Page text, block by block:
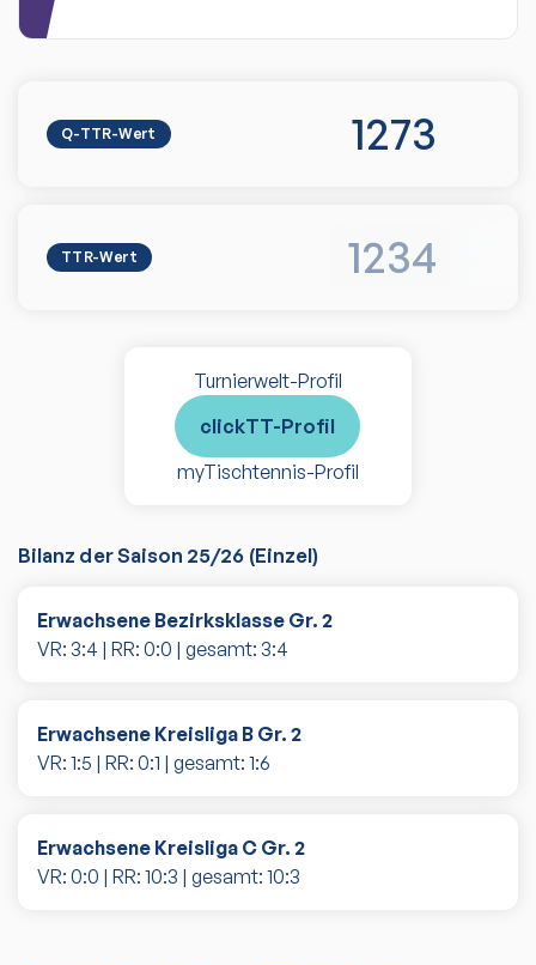
Q-TTR-Wert 1273
TTR-Wert 1234
Turnierwelt-Profil
clickTT-Profil
myTischtennis-Profil
Bilanz der Saison 25/26 (Einzel)
Erwachsene Bezirksklasse Gr. 2
VR: 3:4 | RR: 0:0 | gesamt: 3:4
Erwachsene Kreisliga B Gr. 2
VR: 1:5 | RR: 0:1 | gesamt: 1:6
Erwachsene Kreisliga C Gr. 2
VR: 0:0 | RR: 10:3 | gesamt: 10:3